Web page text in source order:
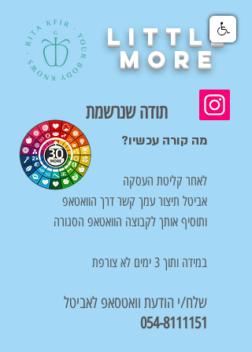
little
more
תודה שנרשמת
מה קורה עכשיו?
לאחר קליטת העסקה
אביטל תיצור עמך קשר דרך הוואטאפ
ותוסיף אותך לקבוצה הוואטאפ הסגורה
במידה ותוך 3 ימים לא צורפת
שלח/י הודעת וואטסאפ לאביטל
054-8111151